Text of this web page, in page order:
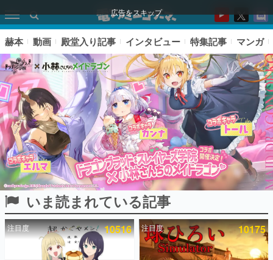
広告をスキップ
ピックアップ
電ファミのいま読まれている記事ランキング
赫本 動画 殿堂入り記事 インタビュー 特集記事 マンガ
いま読まれている記事
注目度 10516 注目度 10175